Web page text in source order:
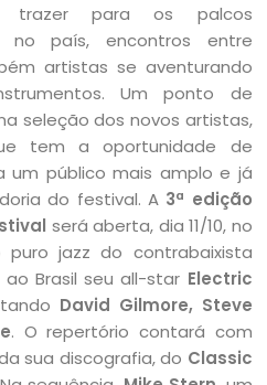
trazer para os palcos
no país, encontros entre
artistas se aventurando
Um ponto de
seleção dos novos artistas,
tem a oportunidade de
um público mais amplo e já
do festival. A 3ª edição
será aberta, dia 11/10, no
puro jazz do contrabaixista
Brasil seu all-star Electric
David Gilmore, Steve
. O repertório contará com
sua discografia, do Classic